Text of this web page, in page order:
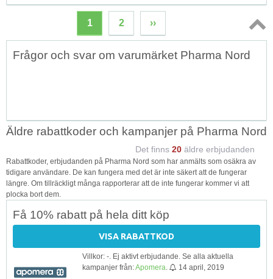
1 2 ››
Topp
Frågor och svar om varumärket Pharma Nord
Äldre rabattkoder och kampanjer på Pharma Nord
Det finns 20 äldre erbjudanden
Rabattkoder, erbjudanden på Pharma Nord som har anmälts som osäkra av
tidigare användare. De kan fungera med det är inte säkert att de fungerar
längre. Om tillräckligt många rapporterar att de inte fungerar kommer vi att
plocka bort dem.
Få 10% rabatt på hela ditt köp
VISA RABATTKOD
Villkor: -. Ej aktivt erbjudande. Se alla aktuella
kampanjer från:Apomera 14 april, 2019